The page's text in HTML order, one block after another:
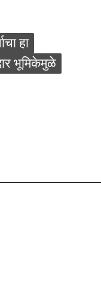
हा
भूमिकेमुळे
हा
भूमिकेमुळे